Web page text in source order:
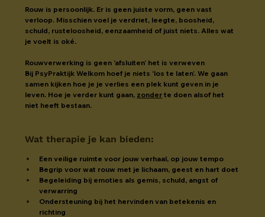
Rouw is persoonlijk. Er is geen juiste vorm, geen vast
verloop. Misschien voel je verdriet, leegte, boosheid,
schuld, rusteloosheid, eenzaamheid of juist niets. Alles wat
je voelt is oké.
Rouwverwerking is geen ‘afsluiten’ het is verweven
Bij PsyPraktijk Welkom hoef je niets ‘los te laten’. We gaan
samen kijken hoe je je verlies een plek kunt geven in je
leven. Hoe je verder kunt gaan, zonder te doen alsof het
niet heeft bestaan.
Wat therapie je kan bieden:
Een veilige ruimte voor jouw verhaal, op jouw tempo
Begrip voor wat rouw met je lichaam, geest en hart doet
Begeleiding bij emoties als gemis, schuld, angst of
verwarring
Ondersteuning bij het hervinden van betekenis en
richting